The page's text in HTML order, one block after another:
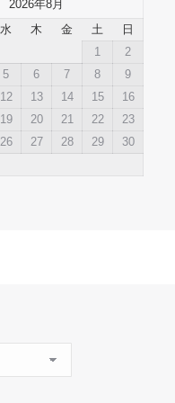
2026年8月
水 木 金 土
日
1
2
5 6 7 8
9
12 13 14 15
16
19 20 21 22
23
26 27 28 29
30